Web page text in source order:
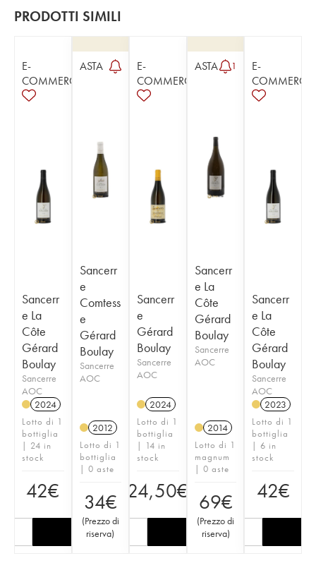
PRODOTTI SIMILI
E-
COMMERCE
Sancerr
e La
Côte
Gérard
Boulay
Sancerre
AOC
2024
Lotto di 1
bottiglia
| 24 in
stock
42€
ASTA
Sancerr
e
Comtess
e
Gérard
Boulay
Sancerre
AOC
2012
Lotto di 1
bottiglia
| 0 aste
34€
(Prezzo di
riserva)
E-
COMMERCE
Sancerr
e
Gérard
Boulay
Sancerre
AOC
2024
Lotto di 1
bottiglia
| 14 in
stock
24,50€
ASTA 1
Sancerr
e La
Côte
Gérard
Boulay
Sancerre
AOC
2014
Lotto di 1
magnum
| 0 aste
69€
(Prezzo di
riserva)
E-
COMMERCE
Sancerr
e La
Côte
Gérard
Boulay
Sancerre
AOC
2023
Lotto di 1
bottiglia
| 6 in
stock
42€